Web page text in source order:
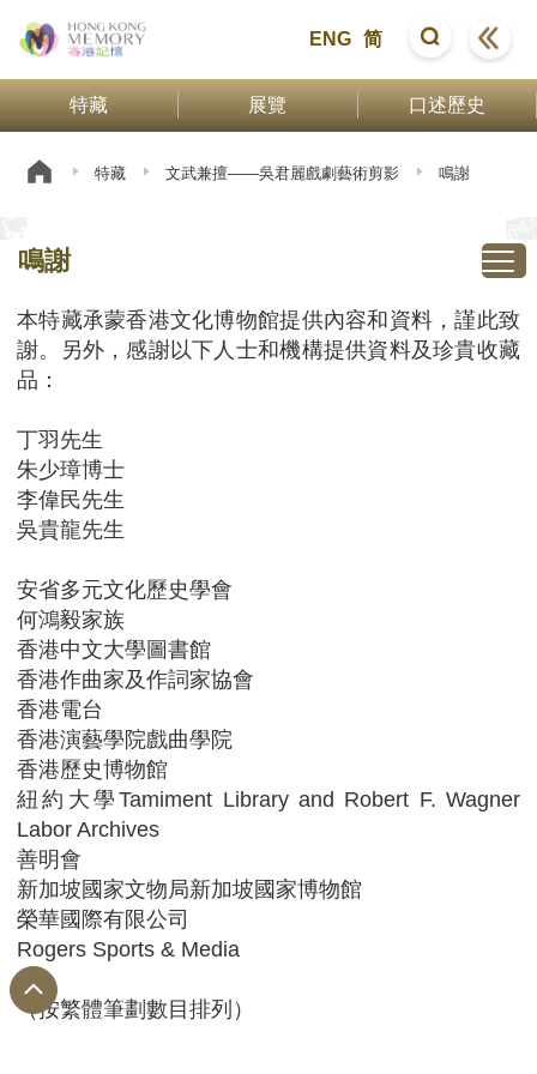
ENG 简
特藏 展覽 口述歷史
特藏 文武兼擅——吳君麗戲劇藝術剪影 鳴謝
鳴謝
本特藏承蒙香港文化博物館提供內容和資料，謹此致
謝。另外，感謝以下人士和機構提供資料及珍貴收藏
品：
丁羽先生
朱少璋博士
李偉民先生
吳貴龍先生
安省多元文化歷史學會
何鴻毅家族
香港中文大學圖書館
香港作曲家及作詞家協會
香港電台
香港演藝學院戲曲學院
香港歷史博物館
紐約大學Tamiment Library and Robert F. Wagner
Labor Archives
善明會
新加坡國家文物局新加坡國家博物館
榮華國際有限公司
Rogers Sports & Media
（按繁體筆劃數目排列）